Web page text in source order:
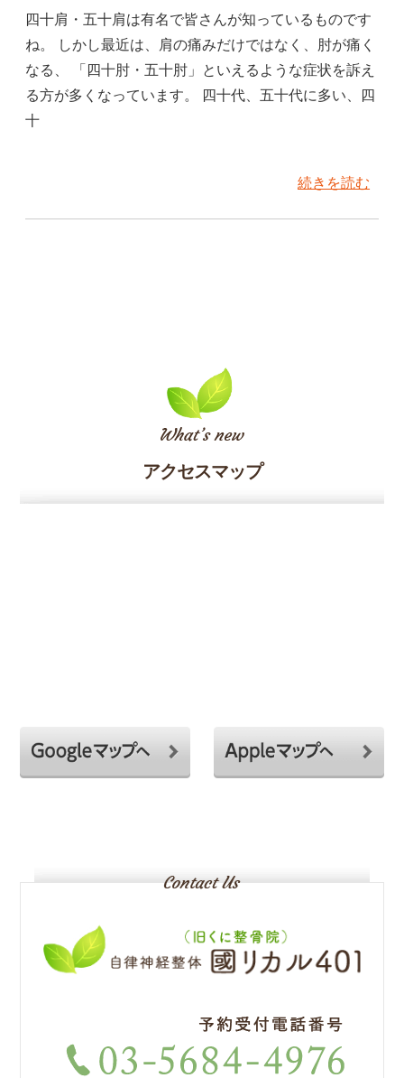
四十肩・五十肩は有名で皆さんが知っているものです
ね。 しかし最近は、肩の痛みだけではなく、肘が痛く
なる、 「四十肘・五十肘」といえるような症状を訴え
る方が多くなっています。 四十代、五十代に多い、四
十
続きを読む
アクセスマップ